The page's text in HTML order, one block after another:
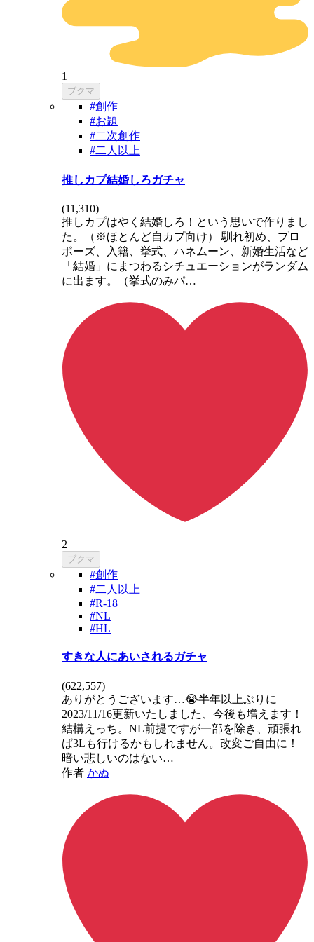
1
ブクマ
#創作
#お題
#二次創作
#二人以上
推しカプ結婚しろガチャ
(11,310)
推しカプはやく結婚しろ！という思いで作りまし
た。（※ほとんど自カプ向け） 馴れ初め、プロ
ポーズ、入籍、挙式、ハネムーン、新婚生活など
「結婚」にまつわるシチュエーションがランダム
に出ます。（挙式のみパ…
2
ブクマ
#創作
#二人以上
#R-18
#NL
#HL
すきな人にあいされるガチャ
(622,557)
ありがとうございます…😭半年以上ぶりに
2023/11/16更新いたしました、今後も増えます！
結構えっち。NL前提ですが一部を除き、頑張れ
ば3Lも行けるかもしれません。改変ご自由に！
暗い悲しいのはない…
作者 かぬ